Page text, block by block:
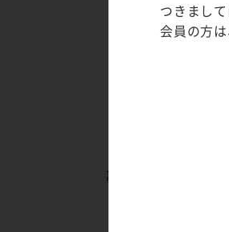
募集対象:
つきまし
会員の方は